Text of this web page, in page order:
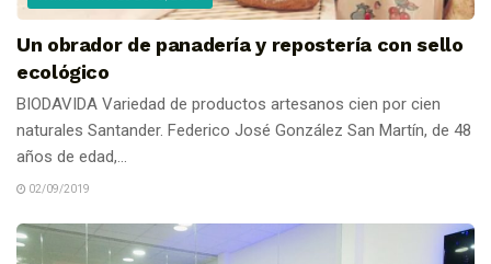
Un obrador de panadería y repostería con sello
ecológico
BIODAVIDA Variedad de productos artesanos cien por cien
naturales Santander. Federico José González San Martín, de 48
años de edad,...
02/09/2019